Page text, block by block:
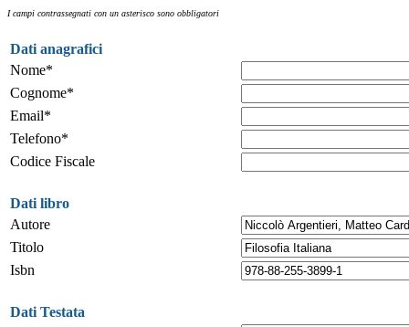
I campi contrassegnati con un asterisco sono obbligatori
Dati anagrafici
Nome*
Cognome*
Email*
Telefono*
Codice Fiscale
Dati libro
Autore
Titolo
Isbn
Dati Testata